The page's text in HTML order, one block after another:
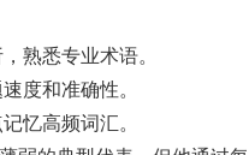
熟悉专业术语。
度和准确性。
忆高频词汇。